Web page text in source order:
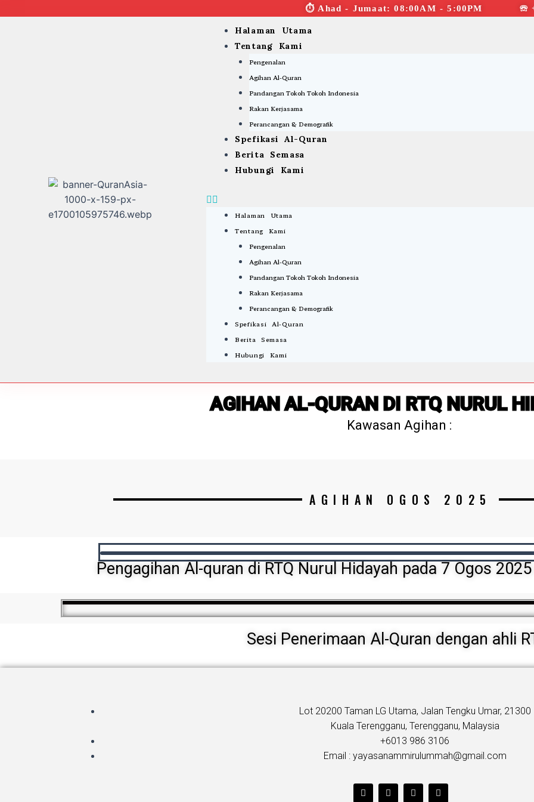
⏱︎ Ahad - Jumaat: 08:00AM - 5:00PM ☏
Halaman Utama
Tentang Kami
Pengenalan
Agihan Al-Quran
Pandangan Tokoh Tokoh Indonesia
Rakan Kerjasama
Perancangan & Demografik
Spefikasi Al-Quran
Berita Semasa
Hubungi Kami
Menu
Halaman Utama
Tentang Kami
Pengenalan
Agihan Al-Quran
Pandangan Tokoh Tokoh Indonesia
Rakan Kerjasama
Perancangan & Demografik
Spefikasi Al-Quran
Berita Semasa
Hubungi Kami
AGIHAN AL-QURAN DI RTQ NURUL
Kawasan Agihan :
AGIHAN OGOS 2025
Pengagihan Al-quran di RTQ Nurul Hidayah pada 7 Ogos
Sesi Penerimaan Al-Quran dengan ahli
Lot 20200 Taman LG Utama, Jalan Tengku Umar, 21300
Kuala Terengganu, Terengganu, Malaysia
+6013 986 3106
Email : yayasanammirulummah@gmail.com
T
w
F
a
Y
o
I
n